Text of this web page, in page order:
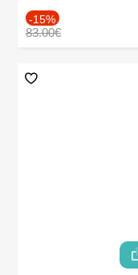
-15%
83.00€